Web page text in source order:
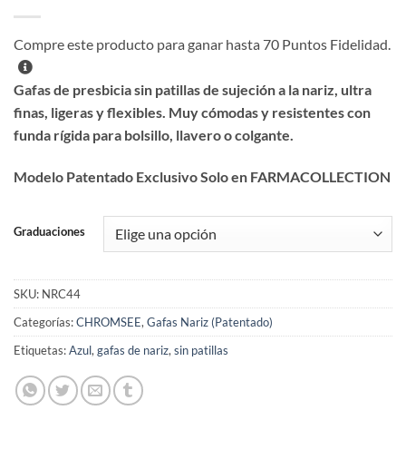
Compre este producto para ganar hasta 70 Puntos Fidelidad.
Gafas de presbicia sin patillas de sujeción a la nariz, ultra
finas, ligeras y flexibles. Muy cómodas y resistentes con
funda rígida para bolsillo, llavero o colgante.
Modelo Patentado Exclusivo Solo en FARMACOLLECTION
Graduaciones
SKU: NRC44
Categorías:CHROMSEE,Gafas Nariz (Patentado)
Etiquetas:Azul,gafas de nariz,sin patillas